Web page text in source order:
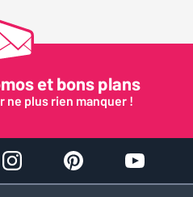
et bons plans
ne plus rien manquer !